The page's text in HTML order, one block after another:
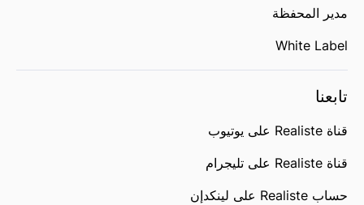
مدير المحفظة
White Label
تابعنا
قناة Realiste على يوتيوب
قناة Realiste على تليجرام
حساب Realiste على لينكدإن